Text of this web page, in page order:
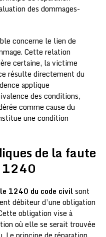
des dommages-
concerne le lien de
Cette relation
certaine, la victime
résulte directement du
applique
des conditions,
comme cause du
une condition
de la faute
1240
1240 du code civilsont
débiteur d’une obligation
obligation vise à
où elle se serait trouvée